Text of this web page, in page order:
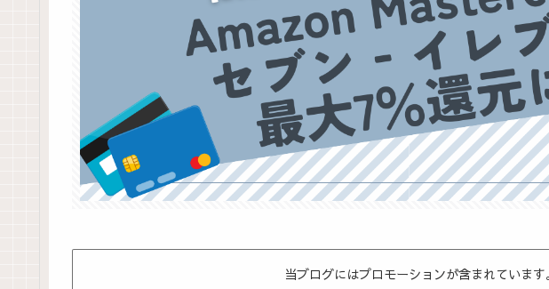
当ブログにはプロモーションが含まれています。